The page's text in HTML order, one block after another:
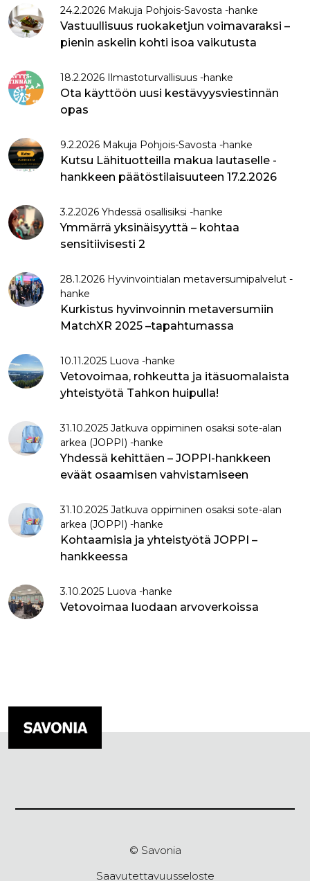
24.2.2026 Makuja Pohjois-Savosta -hanke
Vastuullisuus ruokaketjun voimavaraksi –
pienin askelin kohti isoa vaikutusta
18.2.2026 Ilmastoturvallisuus -hanke
Ota käyttöön uusi kestävyysviestinnän
opas
9.2.2026 Makuja Pohjois-Savosta -hanke
Kutsu Lähituotteilla makua lautaselle -
hankkeen päätöstilaisuuteen 17.2.2026
3.2.2026 Yhdessä osallisiksi -hanke
Ymmärrä yksinäisyyttä – kohtaa
sensitiivisesti 2
28.1.2026 Hyvinvointialan metaversumipalvelut -
hanke
Kurkistus hyvinvoinnin metaversumiin
MatchXR 2025 –tapahtumassa
10.11.2025 Luova -hanke
Vetovoimaa, rohkeutta ja itäsuomalaista
yhteistyötä Tahkon huipulla!
31.10.2025 Jatkuva oppiminen osaksi sote-alan
arkea (JOPPI) -hanke
Yhdessä kehittäen – JOPPI-hankkeen
eväät osaamisen vahvistamiseen
31.10.2025 Jatkuva oppiminen osaksi sote-alan
arkea (JOPPI) -hanke
Kohtaamisia ja yhteistyötä JOPPI –
hankkeessa
3.10.2025 Luova -hanke
Vetovoimaa luodaan arvoverkoissa
© Savonia
Saavutettavuusseloste